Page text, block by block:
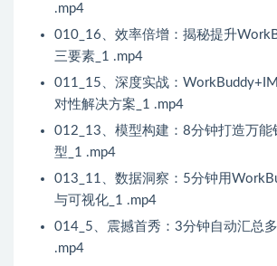
.mp4
010_16、效率倍增：揭秘提升
三要素_1 .mp4
011_15、深度实战：
对性解决方案_1 .mp4
012_13、模型构建：8分钟打造万能
型_1 .mp4
013_11、数据洞察：5分钟用
与可视化_1 .mp4
014_5、震撼首秀：3分钟自动汇总
.mp4